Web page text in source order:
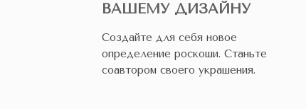
ВАШЕМУ ДИЗАЙНУ
Создайте для себя новое
определение роскоши. Станьте
соавтором своего украшения.